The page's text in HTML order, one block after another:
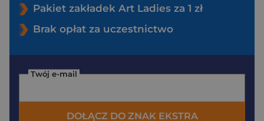
Pakiet zakładek Art Ladies za 1 zł
Brak opłat za uczestnictwo
Twój e-mail
DOŁĄCZ DO ZNAK EKSTRA